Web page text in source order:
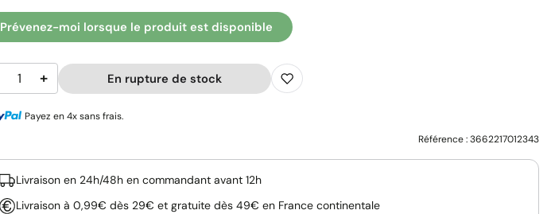
Prévenez-moi lorsque le produit est disponible
+ En rupture de stock
Payez en 4x sans frais.
Référence :3662217012343
Livraison en 24h/48h en commandant avant 12h
Livraison à 0,99€ dès 29€ et gratuite dès 49€ en France continentale